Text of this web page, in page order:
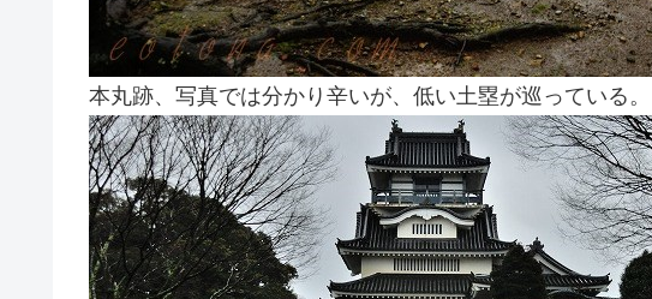
本丸跡、写真では分かり辛いが、低い土塁が巡っている。